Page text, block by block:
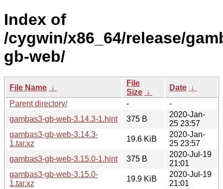
Index of
/cygwin/x86_64/release/
gb-web/
File Name ↓
File
Size ↓
Date ↓
Parent directory/
-
-
gambas3-gb-web-3.14.3-1.hint
375 B
2020-Jan-
25 23:57
gambas3-gb-web-3.14.3-
1.tar.xz
19.6 KiB
2020-Jan-
25 23:57
gambas3-gb-web-3.15.0-1.hint
375 B
2020-Jul-19
21:01
gambas3-gb-web-3.15.0-
1.tar.xz
19.9 KiB
2020-Jul-19
21:01